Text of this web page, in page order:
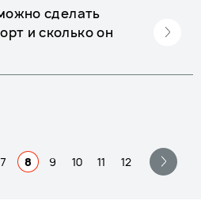
сделать
и сколько он
7 8 9 10 11 12